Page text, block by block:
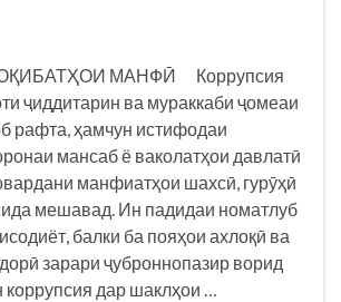
МАНФӢ Коррупсия
ҷиддитарин ва мураккаби ҷомеаи
рафта, ҳамчун истифодаи
мансаб ё ваколатҳои давлатӣ
манфиатҳои шахсӣ, гурӯҳӣ
мешавад. Ин падидаи номатлуб
балки ба пояҳои ахлоқӣ ва
зарари ҷуброннопазир ворид
коррупсия дар шаклҳои …